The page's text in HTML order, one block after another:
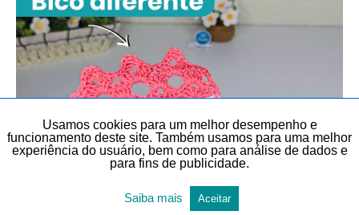
BICO EM PANO DE PRATO BICOS E BARRADOS
DIY, FAÇA VOCÊ MESMO E LEMBRANCINHAS
TEMAS DIVERSOS
Usamos cookies para um melhor desempenho e
funcionamento deste site. Também usamos para uma melhor
experiência do usuário, bem como para análise de dados e
para fins de publicidade.
Saiba mais Aceitar